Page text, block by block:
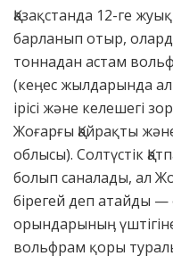
Қазақстанда 12-ге
барланып отыр,
тоннадан астам
(кеӊес жылдарында
ірісі және келешегі
Жоғарғы Қайрақты
облысы). Солтүстік
болып саналады, ал
бірегей деп атайды —
орындарыныӊ
вольфрам қоры